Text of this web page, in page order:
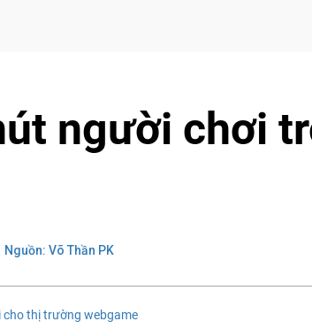
người chơi
Nguồn: Võ Thần PK
cho thị trường webgame